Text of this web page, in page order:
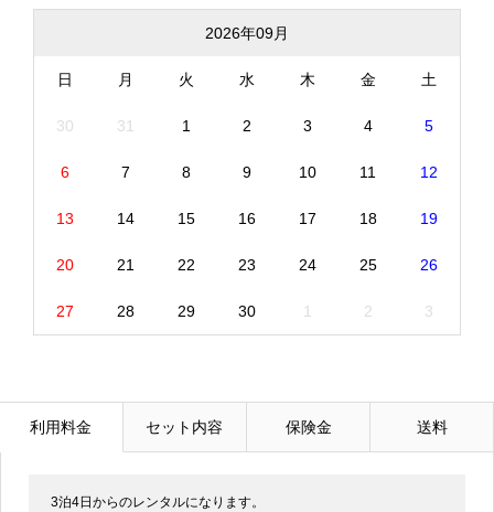
2026年09月
日 月 火 水 木 金 土
30 31 1 2 3 4 5
6 7 8 9 10 11 12
13 14 15 16 17 18 19
20 21 22 23 24 25 26
27 28 29 30 1 2 3
利用料金 セット内容 保険金 送料
3泊4日からのレンタルになります。